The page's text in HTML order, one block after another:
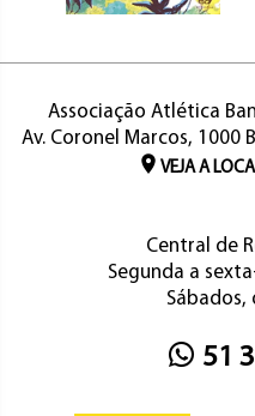
Associação Atlética
Av. Coronel Marcos, 1000
VEJA A
Central de
Segunda a
Sábados,
51